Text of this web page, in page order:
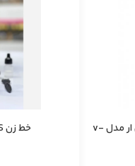
ماشین اصلاح موی سر و صورت وی جی ار مدل v-
خط زن PHILIPS مدل PH-4500